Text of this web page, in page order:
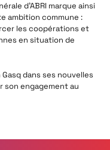
d’ABRI marque ainsi
ambition commune :
les coopérations et
en situation de
dans ses nouvelles
son engagement au